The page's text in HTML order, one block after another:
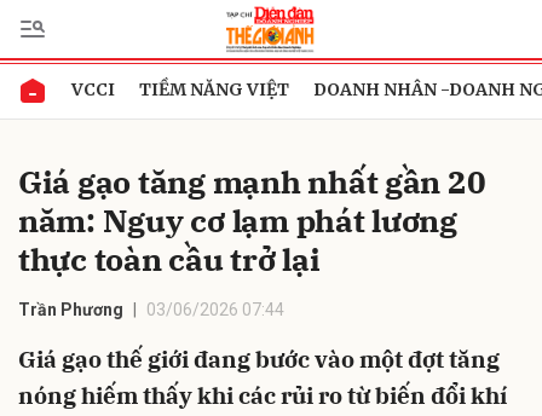
VCCI TIỀM NĂNG VIỆT DOANH NHÂN -DOANH
Giá gạo tăng mạnh nhất gần 20
năm: Nguy cơ lạm phát lương
thực toàn cầu trở lại
Trần Phương 03/06/2026 07:44
Giá gạo thế giới đang bước vào một đợt tăng
nóng hiếm thấy khi các rủi ro từ biến đổi khí
Gửi bình luận
Hủy Gửi